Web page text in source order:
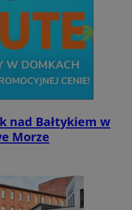
nad Bałtykiem w
Morze